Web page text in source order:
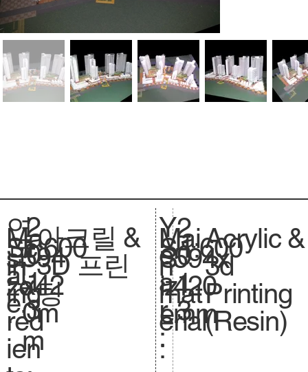
연
도
:
2
0
1
3
Ma
in
ing
red
ien
Sc
al
e.
아크릴 &
3D 프린
팅
1:600
si
ze
.
594
x42
0m
m
Y
e
a
r
:
Mai
n
mat
erial
:
S
.
S
iz
e.
2
0
1
3
1:600
594x
420
mm
Acrylic &
3d
Printing
(Resin)